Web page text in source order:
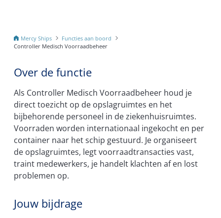
Mercy Ships
Functies aan boord
Controller Medisch Voorraadbeheer
Over de functie
Als Controller Medisch Voorraadbeheer houd je
direct toezicht op de opslagruimtes en het
bijbehorende personeel in de ziekenhuisruimtes.
Voorraden worden internationaal ingekocht en per
container naar het schip gestuurd. Je organiseert
de opslagruimtes, legt voorraadtransacties vast,
traint medewerkers, je handelt klachten af en lost
problemen op.
Jouw bijdrage